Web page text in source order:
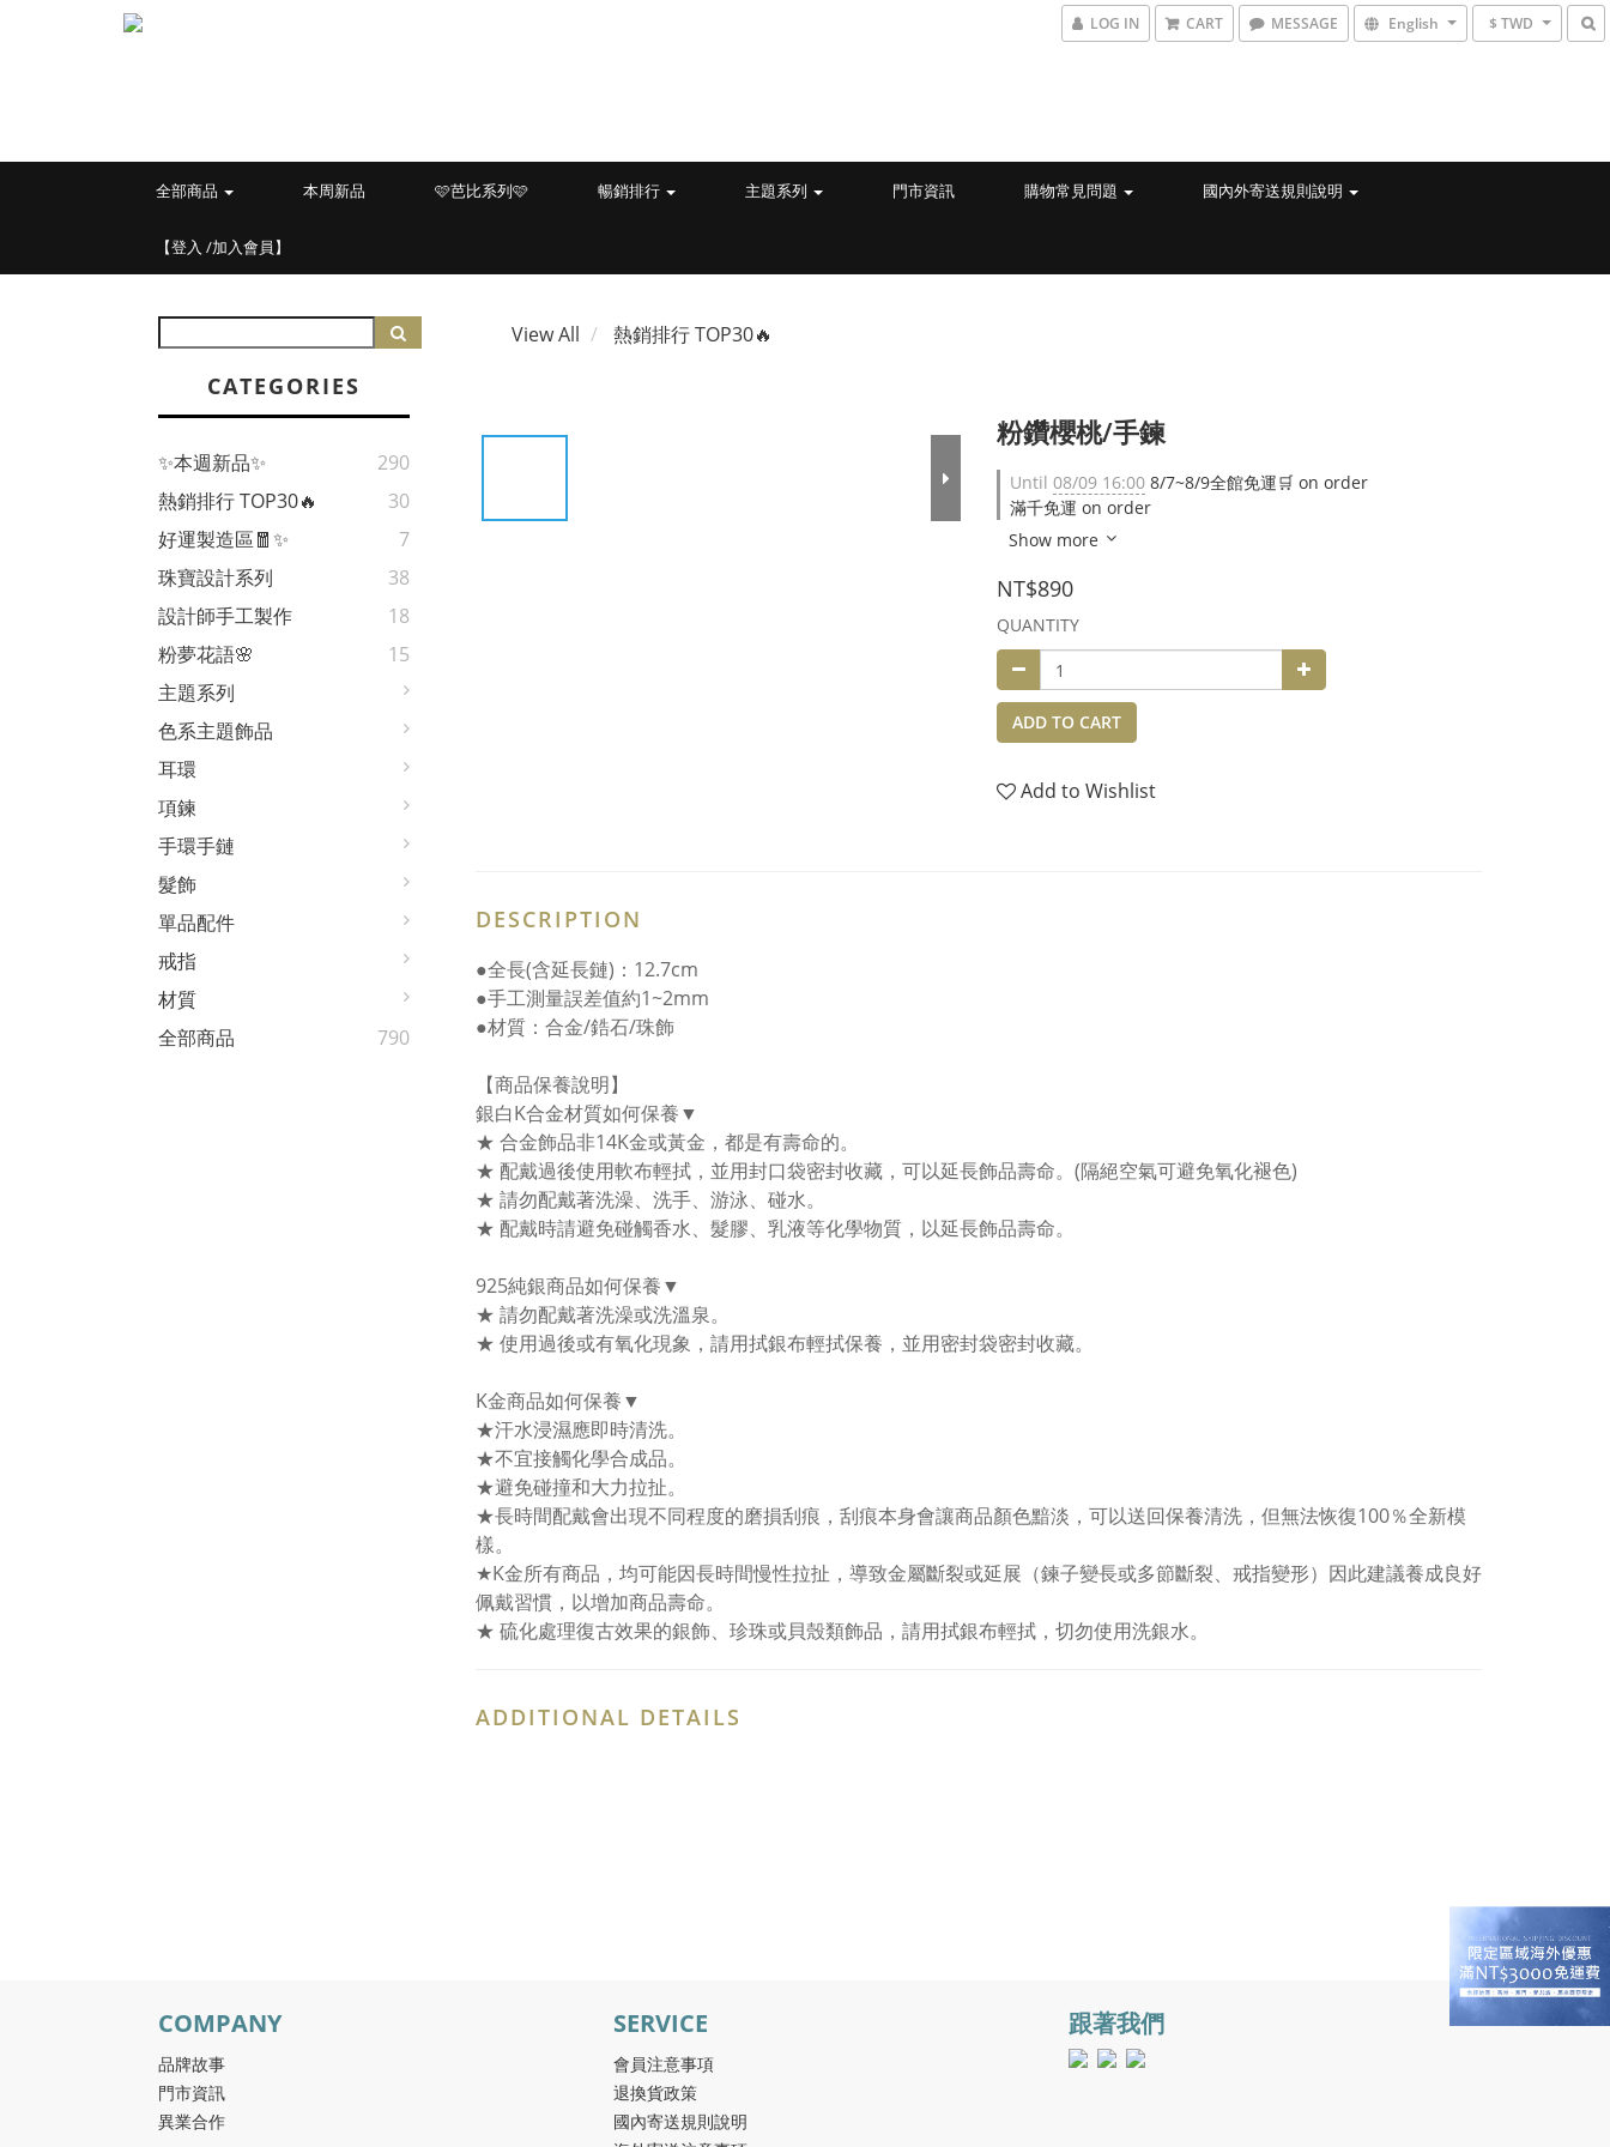
LOG IN CART MESSAGE English $ TWD
全部商品 本周新品 🩷芭比系列🩷 暢銷排行 主題系列 門市資訊 購物常見問題 國內外寄送規則說明
【登入 /加入會員】
CATEGORIES
✨本週新品✨
290
熱銷排行 TOP30🔥
30
好運製造區🧧✨
7
珠寶設計系列
38
設計師手工製作
18
粉夢花語🌸
15
主題系列
色系主題飾品
耳環
項鍊
手環手鏈
髮飾
單品配件
戒指
材質
全部商品
790
View All 熱銷排行 TOP30🔥
粉鑽櫻桃/手鍊
Until 08/09 16:00 8/7~8/9全館免運🛒 on order
滿千免運 on order
Show more
NT$890
QUANTITY
ADD TO CART
Add to Wishlist
DESCRIPTION
●全長(含延長鏈)：12.7cm
●手工測量誤差值約1~2mm
●材質：合金/鋯石/珠飾
【商品保養說明】
銀白K合金材質如何保養▼
★ 合金飾品非14K金或黃金，都是有壽命的。
★ 配戴過後使用軟布輕拭，並用封口袋密封收藏，可以延長飾品壽命。(隔絕空氣可避免氧化褪色)
★ 請勿配戴著洗澡、洗手、游泳、碰水。
★ 配戴時請避免碰觸香水、髮膠、乳液等化學物質，以延長飾品壽命。
925純銀商品如何保養▼
★ 請勿配戴著洗澡或洗溫泉。
★ 使用過後或有氧化現象，請用拭銀布輕拭保養，並用密封袋密封收藏。
K金商品如何保養▼
★汗水浸濕應即時清洗。
★不宜接觸化學合成品。
★避免碰撞和大力拉扯。
★長時間配戴會出現不同程度的磨損刮痕，刮痕本身會讓商品顏色黯淡，可以送回保養清洗，但無法恢復100％全新模
樣。
★K金所有商品，均可能因長時間慢性拉扯，導致金屬斷裂或延展（鍊子變長或多節斷裂、戒指變形）因此建議養成良好
佩戴習慣，以增加商品壽命。
★ 硫化處理復古效果的銀飾、珍珠或貝殼類飾品，請用拭銀布輕拭，切勿使用洗銀水。
ADDITIONAL DETAILS
COMPANY
品牌故事
門市資訊
異業合作
SERVICE
會員注意事項
退換貨政策
國內寄送規則說明
跟著我們